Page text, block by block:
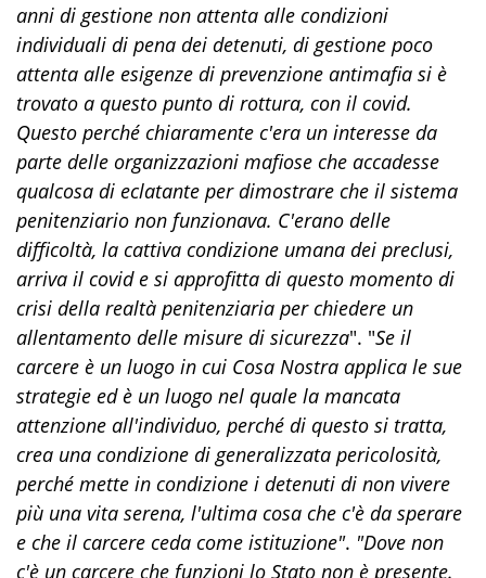
anni di gestione non attenta alle condizioni
individuali di pena dei detenuti, di gestione poco
attenta alle esigenze di prevenzione antimafia si è
trovato a questo punto di rottura, con il covid.
Questo perché chiaramente c'era un interesse da
parte delle organizzazioni mafiose che accadesse
qualcosa di eclatante per dimostrare che il sistema
penitenziario non funzionava. C'erano delle
difficoltà, la cattiva condizione umana dei preclusi,
arriva il covid e si approfitta di questo momento di
crisi della realtà penitenziaria per chiedere un
allentamento delle misure di sicurezza". "Se il
carcere è un luogo in cui Cosa Nostra applica le sue
strategie ed è un luogo nel quale la mancata
attenzione all'individuo, perché di questo si tratta,
crea una condizione di generalizzata pericolosità,
perché mette in condizione i detenuti di non vivere
più una vita serena, l'ultima cosa che c'è da sperare
e che il carcere ceda come istituzione". "Dove non
c'è un carcere che funzioni lo Stato non è presente.